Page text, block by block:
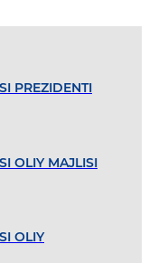
PREZIDENTI
OLIY MAJLISI
OLIY